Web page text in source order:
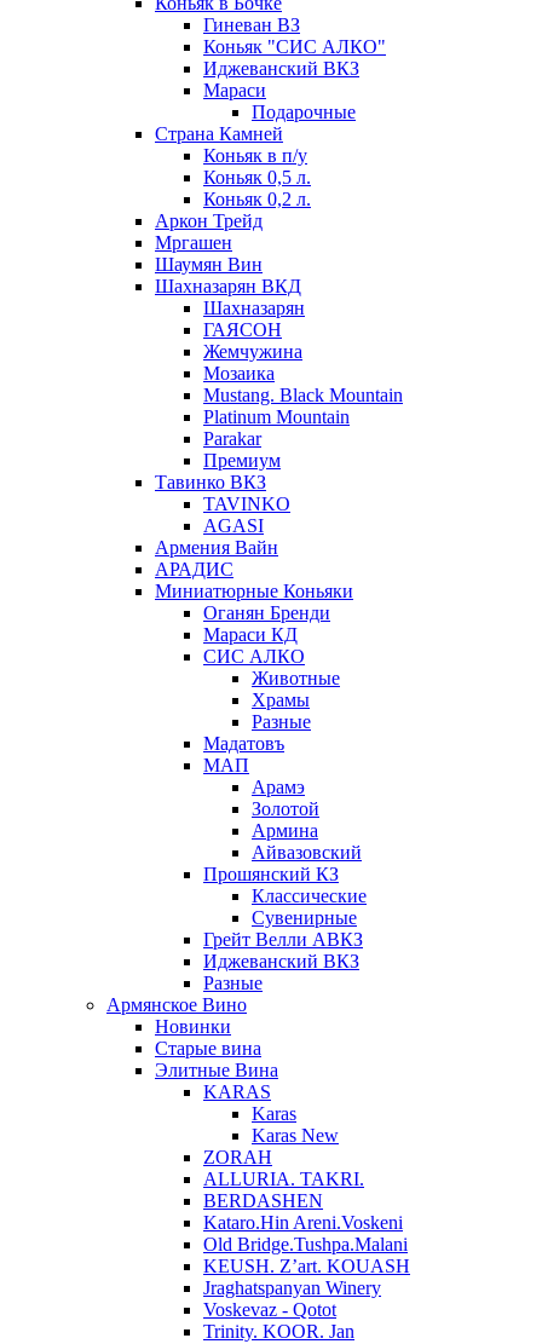
Гиневан ВЗ
Коньяк "СИС АЛКО"
Иджеванский ВКЗ
Мараси
Подарочные
Страна Камней
Коньяк в п/у
Коньяк 0,5 л.
Коньяк 0,2 л.
Аркон Трейд
Мргашен
Шаумян Вин
Шахназарян ВКД
Шахназарян
ГАЯСОН
Жемчужина
Мозаика
Mustang. Black Mountain
Platinum Mountain
Parakar
Премиум
Тавинко ВКЗ
TAVINKO
AGASI
Армения Вайн
АРАДИС
Миниатюрные Коньяки
Оганян Бренди
Мараси КД
СИС АЛКО
Животные
Храмы
Разные
Мадатовъ
МАП
Арамэ
Золотой
Армина
Айвазовский
Прошянский КЗ
Классические
Сувенирные
Грейт Велли АВКЗ
Иджеванский ВКЗ
Разные
Армянское Вино
Новинки
Старые вина
Элитные Вина
KARAS
Karas
Karas New
ZORAH
ALLURIA. TAKRI.
BERDASHEN
Kataro.Hin Areni.Voskeni
Old Bridge.Tushpa.Malani
KEUSH. Z’art. KOUASH
Jraghatspanyan Winery
Voskevaz - Qotot
Trinity. KOOR. Jan